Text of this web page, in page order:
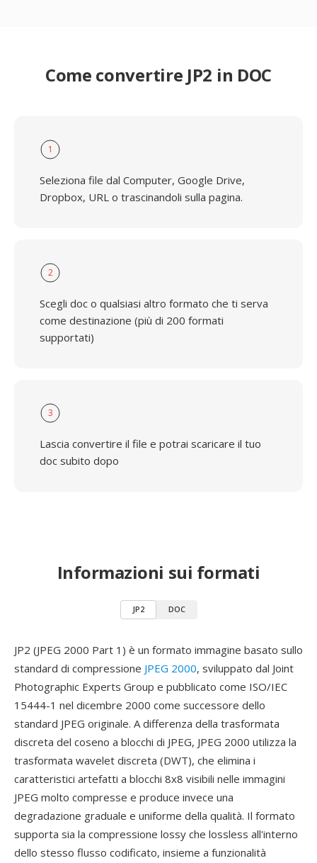
Come convertire JP2 in DOC
1
Seleziona file dal Computer, Google Drive,
Dropbox, URL o trascinandoli sulla pagina.
2
Scegli doc o qualsiasi altro formato che ti serva
come destinazione (più di 200 formati
supportati)
3
Lascia convertire il file e potrai scaricare il tuo
doc subito dopo
Informazioni sui formati
JP2 DOC
JP2 (JPEG 2000 Part 1) è un formato immagine basato sullo
standard di compressione JPEG 2000, sviluppato dal Joint
Photographic Experts Group e pubblicato come ISO/IEC
15444-1 nel dicembre 2000 come successore dello
standard JPEG originale. A differenza della trasformata
discreta del coseno a blocchi di JPEG, JPEG 2000 utilizza la
trasformata wavelet discreta (DWT), che elimina i
caratteristici artefatti a blocchi 8x8 visibili nelle immagini
JPEG molto compresse e produce invece una
degradazione graduale e uniforme della qualità. Il formato
supporta sia la compressione lossy che lossless all'interno
dello stesso flusso codificato, insieme a funzionalità